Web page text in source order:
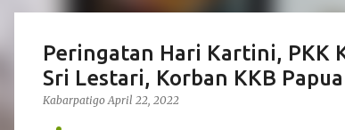
Peringatan Hari Kartini, PKK
Sri Lestari, Korban KKB Papua
Kabarpatigo April 22, 2022